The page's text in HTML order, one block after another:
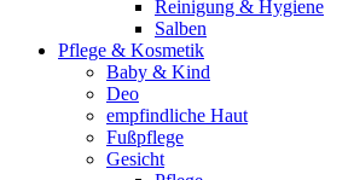
Reinigung & Hygiene
Salben
Pflege & Kosmetik
Baby & Kind
Deo
empfindliche Haut
Fußpflege
Gesicht